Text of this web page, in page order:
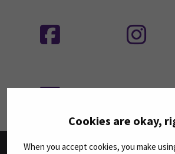
Cookies are okay,
When you accept cookies, you make